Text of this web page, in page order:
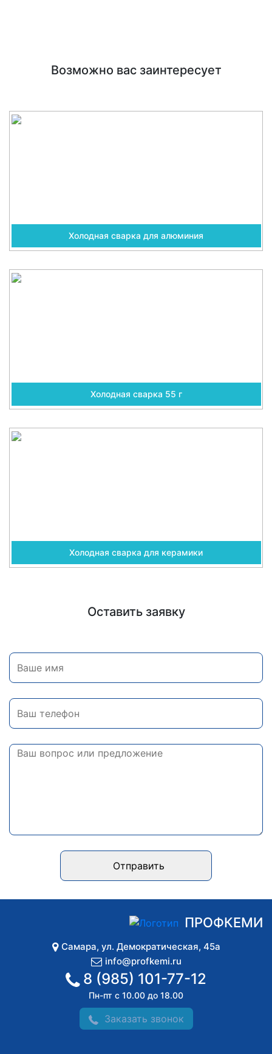
Возможно вас заинтересует
Холодная сварка для алюминия
Холодная сварка 55 г
Холодная сварка для керамики
Оставить заявку
Отправить
ПРОФКЕМИ
Самара, ул. Демократическая, 45а
info@profkemi.ru
8 (985) 101-77-12
Пн-пт с 10.00 до 18.00
Заказать звонок